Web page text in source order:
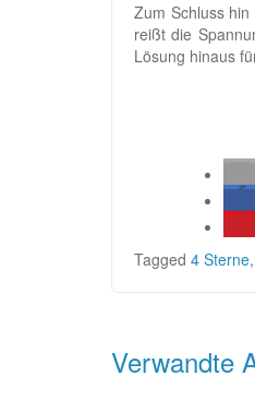
Zum Schluss
reißt die
Lösung hinaus
Tagged 4 Sterne,
Verwandte